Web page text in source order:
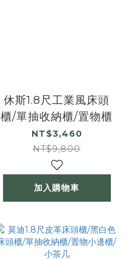
休斯1.8尺工業風床頭
櫃/單抽收納櫃/置物櫃
NT$3,460
NT$9,800
加入購物車